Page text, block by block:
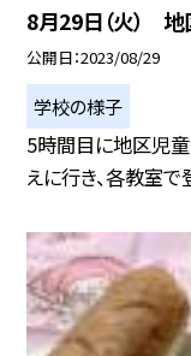
8月29日（火）
公開日 2023/08/29
学校の様子
5時間目に地区児
えに行き、各教室